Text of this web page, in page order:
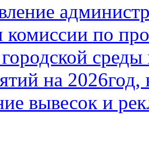
комиссии по
городской
на 2026год,
вывесок и